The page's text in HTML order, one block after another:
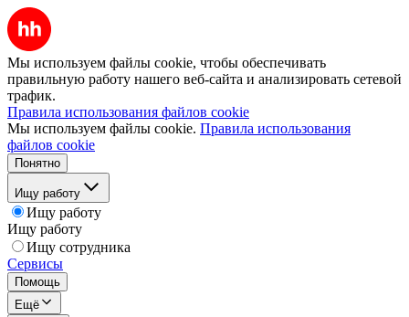
Мы используем файлы cookie, чтобы обеспечивать
правильную работу нашего веб-сайта и анализировать сетевой
трафик.
Правила использования файлов cookie
Мы используем файлы cookie. Правила использования
файлов cookie
Понятно
Ищу работу
Ищу работу
Ищу работу
Ищу сотрудника
Сервисы
Помощь
Ещё